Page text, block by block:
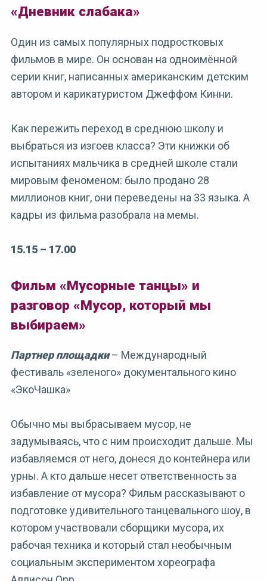
«Дневник слабака»
Один из самых популярных подростковых
фильмов в мире. Он основан на одноимённой
серии книг, написанных американским детским
автором и карикатуристом Джеффом Кинни.
Как пережить переход в среднюю школу и
выбраться из изгоев класса? Эти книжки об
испытаниях мальчика в средней школе стали
мировым феноменом: было продано 28
миллионов книг, они переведены на 33 языка. А
кадры из фильма разобрала на мемы.
15.15 – 17.00
Фильм «Мусорные танцы» и
разговор «Мусор, который мы
выбираем»
Партнер площадки– Международный
фестиваль «‎зеленого»‎ документального кино
«ЭкоЧашка»
Обычно мы выбрасываем мусор, не
задумываясь, что с ним происходит дальше. Мы
избавляемся от него, донеся до контейнера или
урны. А кто дальше несет ответственность за
избавление от мусора? Фильм рассказывают о
подготовке удивительного танцевального шоу, в
котором участвовали сборщики мусора, их
рабочая техника и который стал необычным
социальным экспериментом хореографа